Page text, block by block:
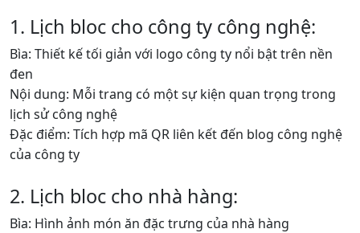
1. Lịch bloc cho công ty công nghệ:
Bìa: Thiết kế tối giản với logo công ty nổi bật trên nền
đen
Nội dung: Mỗi trang có một sự kiện quan trọng trong
lịch sử công nghệ
Đặc điểm: Tích hợp mã QR liên kết đến blog công nghệ
của công ty
2. Lịch bloc cho nhà hàng:
Bìa: Hình ảnh món ăn đặc trưng của nhà hàng